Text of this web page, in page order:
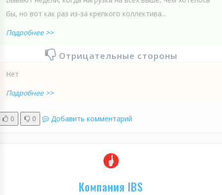
бы, но вот как раз из-за крепкого коллектива...
Подробнее >>
Отрицательные стороны
Нет
Подробнее >>
0 0 Добавить комментарий
Компания IBS